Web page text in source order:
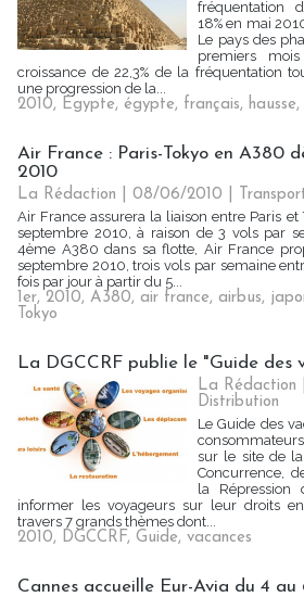
fréquentation
18% en mai
Le pays des
premiers
croissance de 22,3% de la fréquentation
une progression de la...
2010, Egypte, égypte, français, hausse,
Air France : Paris-Tokyo en A380
2010
La Rédaction | 08/06/2010
Air France assurera la liaison entre Paris
septembre 2010, à raison de 3 vols par
4ème A380 dans sa flotte, Air France
septembre 2010, trois vols par semaine
fois par jour à partir du 5...
1er, 2010, A380, air france, airbus,
Tokyo
La DGCCRF publie le "Guide des
La
Distribution
Le Guide des
sur le site de
Concurrence,
la Répression
informer les voyageurs sur leur droits
travers 7 grands thèmes dont...
2010, DGCCRF, Guide, vacances
Cannes accueille Eur-Avia du 4 au